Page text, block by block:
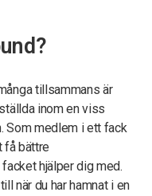
tillsammans är
inom en viss
Som medlem i ett fack
få bättre
hjälper dig med.
när du har hamnat i en